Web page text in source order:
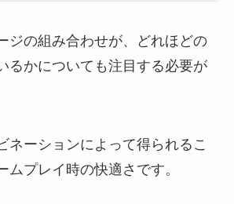
ジの組み合わせが、どれほどの
るかについても注目する必要が
ネーションによって得られるこ
ムプレイ時の快適さです。